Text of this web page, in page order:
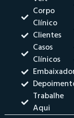
Corpo
Clínico
Clientes
Casos
Clínicos
Trabalhe
Aqui